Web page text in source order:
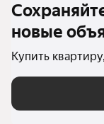
новые
Купить